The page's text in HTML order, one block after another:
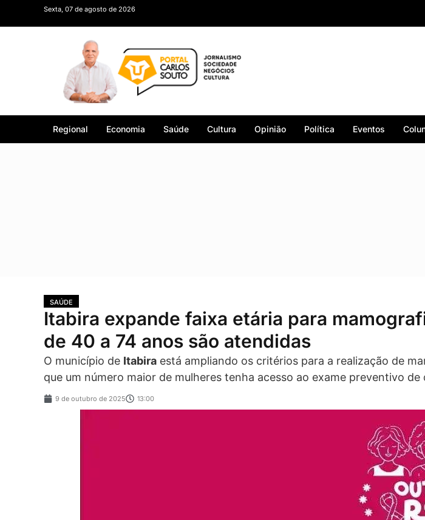
Sexta, 07 de agosto de 2026
Regional Economia Saúde Cultura Opinião Política Eventos
SAÚDE
Itabira expande faixa etária para
de 40 a 74 anos são atendidas
O município de Itabira está ampliando os critérios para a realização de
que um número maior de mulheres tenha acesso ao exame preventivo de
9 de outubro de 2025 13:00